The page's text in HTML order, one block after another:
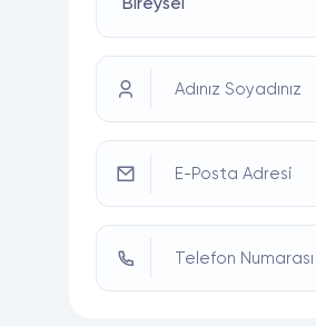
Adınız Soyadınız
E-Posta Adresi
Telefon Numarası